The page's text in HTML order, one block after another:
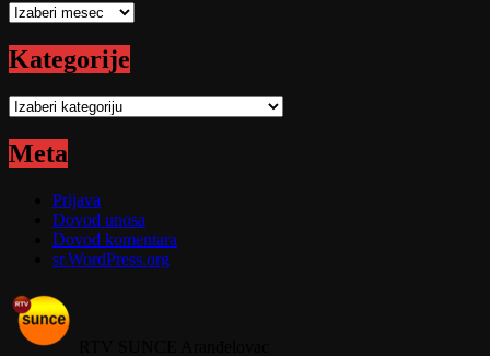
Arhive
Kategorije
Kategorije
Meta
Prijava
Dovod unosa
Dovod komentara
sr.WordPress.org